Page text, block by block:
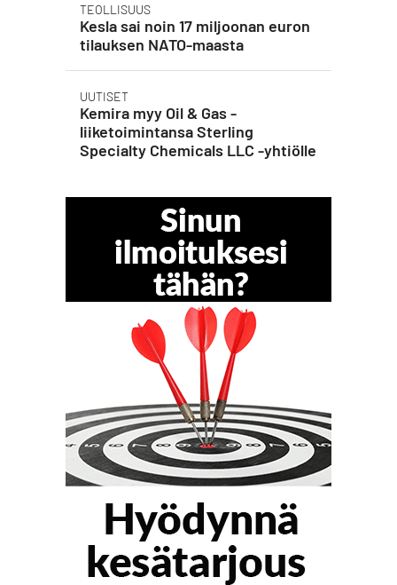
TEOLLISUUS
Kesla sai noin 17 miljoonan euron
tilauksen NATO-maasta
UUTISET
Kemira myy Oil & Gas -
liiketoimintansa Sterling
Specialty Chemicals LLC -yhtiölle